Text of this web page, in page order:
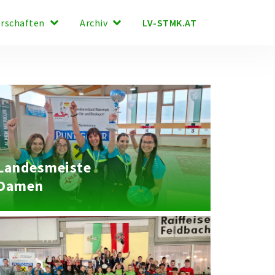
keyboard_arrow_down Archiv keyboard_arrow_down LV-STMK.AT